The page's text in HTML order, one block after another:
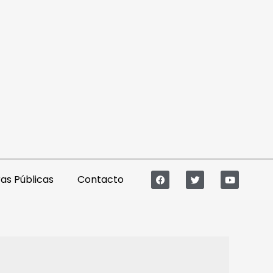
Públicas Contacto